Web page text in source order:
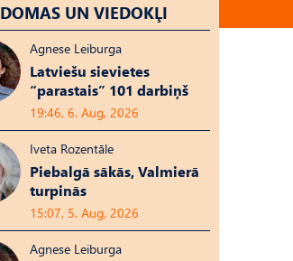
DOMAS UN VIEDOKĻI
Agnese Leiburga
Latviešu sievietes
“parastais” 101 darbiņš
19:46, 6. Aug, 2026
Iveta Rozentāle
Piebalgā sākās, Valmierā
turpinās
15:07, 5. Aug, 2026
Agnese Leiburga